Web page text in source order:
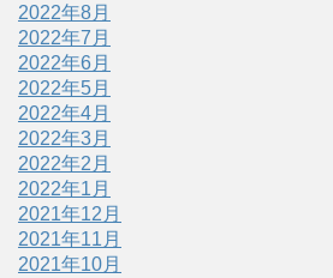
2022年8月
2022年7月
2022年6月
2022年5月
2022年4月
2022年3月
2022年2月
2022年1月
2021年12月
2021年11月
2021年10月